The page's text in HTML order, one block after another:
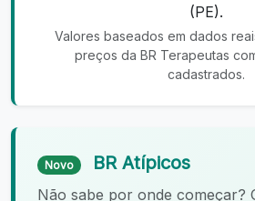
(PE).
Valores baseados em dados
preços da BR Terapeutas
cadastrados.
Novo BR Atípicos
Não sabe por onde começar?